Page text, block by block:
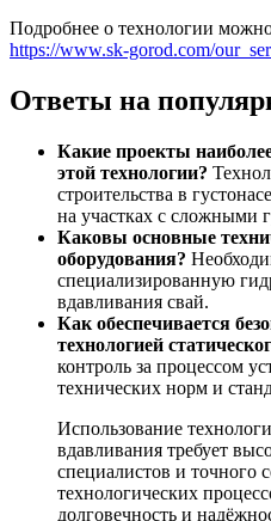
Подробнее о технологии можно
https://www.sk-gorod.com/
Ответы на
Какие проекты
этой технологии?
строительства в
на участках с сложными
Каковы основные
оборудования?
специализированную
вдавливания свай.
Как обеспечивается
технологией
контроль за процессом
технических норм и
Использование
вдавливания требует
специалистов и точного
технологических
долговечность и